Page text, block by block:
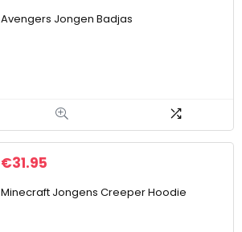
Avengers Jongen Badjas
€31.95
Minecraft Jongens Creeper Hoodie